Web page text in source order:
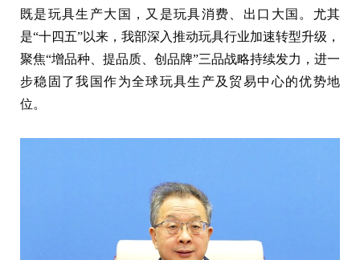
既是玩具生产大国，又是玩具消费、出口大国。尤其
是“十四五”以来，我部深入推动玩具行业加速转型升级，
聚焦“增品种、提品质、创品牌”三品战略持续发力，进一
步稳固了我国作为全球玩具生产及贸易中心的优势地
位。